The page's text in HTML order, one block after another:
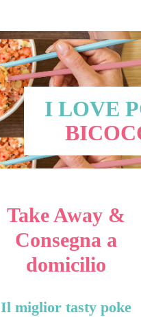
I LOVE
Take Away &
Consegna a
domicilio
Il miglior tasty poke